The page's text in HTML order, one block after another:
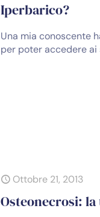
Iperbarico?
Una mia conoscente
per poter accedere
Ottobre 21, 2013
Osteonecrosi: